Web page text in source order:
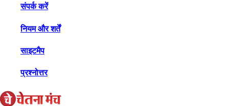
संपर्क करें
नियम और शर्तें
साइटमैप
प्रश्नोत्तर